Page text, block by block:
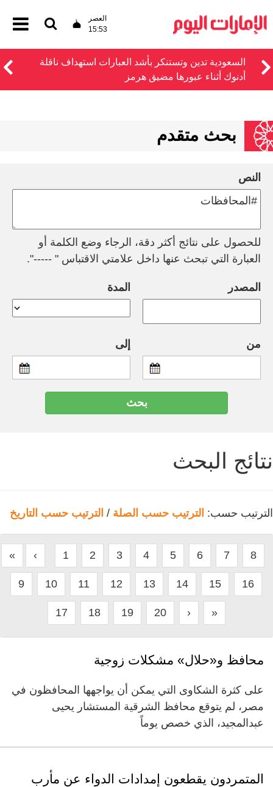
العصر
15:53
السعودية تدين وتستنكر بأشد العبارات استهداف ناقلة
أدنوك أثناء عبورها مضيق هرمز
بحث متقدم
النص
للحصول على نتائج أكثر دقة، الرجاء وضع الكلمة أو
العبارة التي تبحث عنها داخل علامتي الاقتباس " -----".
المصدر المدة
من إلى
نتائج البحث
الترتيب حسب: الترتيب حسب الصلة / الترتيب حسب التاريخ
« ‹ 1 2 3 4 5 6 7 8
9 10 11 12 13 14 15 16
17 18 19 20 › »
محافظ و«حلال» مشكلات زوجية
على كثرة الشكاوى التي يمكن أن يواجهها المحافظون في
مصر، لم يتوقع محافظ الشرقية المستشار يحيى
عبدالمجيد، الذي خصص يوماً
المتمردون يقطعون إمدادات الدواء عن مأرب